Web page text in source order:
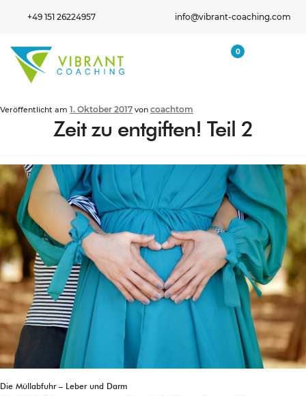
info@vibrant-coaching.com
+49 151 26224957
0
Veröffentlicht am 1. Oktober 2017 von coachtom
Zeit zu entgiften! Teil 2
Die Müllabfuhr – Leber und Darm